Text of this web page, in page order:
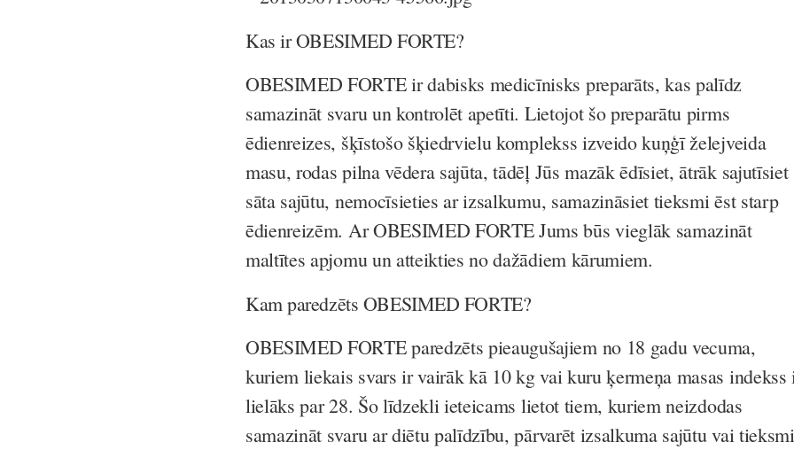
Kas ir OBESIMED FORTE?
OBESIMED FORTE ir dabisks medicīnisks preparāts, kas palīdz
samazināt svaru un kontrolēt apetīti. Lietojot šo preparātu pirms
ēdienreizes, šķīstošo šķiedrvielu komplekss izveido kuņģī želejveida
masu, rodas pilna vēdera sajūta, tādēļ Jūs mazāk ēdīsiet, ātrāk sajutīsiet
sāta sajūtu, nemocīsieties ar izsalkumu, samazināsiet tieksmi ēst starp
ēdienreizēm. Ar OBESIMED FORTE Jums būs vieglāk samazināt
maltītes apjomu un atteikties no dažādiem kārumiem.
Kam paredzēts OBESIMED FORTE?
OBESIMED FORTE paredzēts pieaugušajiem no 18 gadu vecuma,
kuriem liekais svars ir vairāk kā 10 kg vai kuru ķermeņa masas indekss
lielāks par 28. Šo līdzekli ieteicams lietot tiem, kuriem neizdodas
samazināt svaru ar diētu palīdzību, pārvarēt izsalkuma sajūtu vai tieksmi